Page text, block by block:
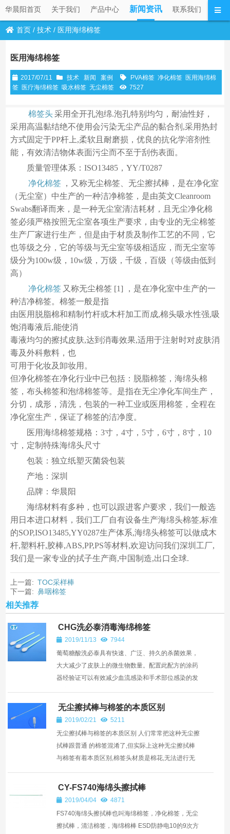
华晨阳首页 关于我们 产品中心 新闻资讯 联系我们
首页 /技术 / 医用海绵棉签
医用海绵棉签
2017/07/11 技术 新闻 案例 PVA棉签 净化棉签 医用海绵棉
签 医疗海绵棉签 吸水棉签 无尘棉签 7527
棉签头采用全开孔泡绵.泡孔特别均匀，耐油性好，
采用高温黏结绝不使用会污染无尘产品的黏合剂,采用热封
方式固定于PP杆上,柔软且耐磨损，优良的抗化学溶剂性
能，有效清洁物体表面污尘而不至于刮伤表面。
质量管理体系：ISO13485，YY/T0287
净化棉签
，又称无尘棉签、无尘擦拭棒，是在净化室
（无尘室）中生产的一种洁净棉签，是由英文Cleanroom
Swabs翻译而来，是一种无尘室清洁耗材，且无尘净化棉
签必须严格按照无尘室各项生产要求，由专业的无尘棉签
生产厂家进行生产，但是由于材质及制作工艺的不同，它
也等级之分，它的等级与无尘室等级相适应，而无尘室等
级分为100w级，10w级，万级，千级，百级（等级由低到
高）
净化棉签 又称无尘棉签 [1] ，是在净化室中生产的一
种洁净棉签。棉签一般是指
由医用脱脂棉和精制竹杆或木杆加工而成,棉头吸水性强,吸
饱消毒液后,能使消
毒液均匀的擦拭皮肤,达到消毒效果,适用于注射时对皮肤消
毒及外科敷料，也
可用于化妆及卸妆用。
但净化棉签在净化行业中已包括：脱脂棉签，海绵头棉
签，布头棉签和泡绵棉签等。是指在无尘净化车间生产，
分切，成形，清洗，包装的一种工业或医用棉签，全程在
净化室生产，保证了棉签的洁净度。
医用海绵棉签规格：3寸，4寸，5寸，6寸，8寸，10
寸，定制特殊海绵头尺寸
包装：独立纸塑灭菌袋包装
产地：深圳
品牌：华晨阳
海绵材料有多种，也可以跟进客户要求，我们一般选
用日本进口材料，我们工厂自有设备生产海绵头棉签,标准
的SOP,ISO13485,YY0287生产体系,海绵头棉签可以做成木
杆,塑料杆,胶棒,ABS,PP,PS等材料,欢迎访问我们深圳工厂,
我们是一家专业的拭子生产商,中国制造,出口全球.
上一篇: TOC采样棒
下一篇: 鼻咽棉签
相关推荐
CHG洗必泰消毒海绵棉签
2019/11/13
7944
葡萄糖酸洗必泰具有快速、广泛、持久的杀菌效果，
大大减少了皮肤上的微生物数量。配置此配方的涂药
器经验证可以有效减少血流感染和手术部位感染的发
坏病菌的细胞...
无尘擦拭棒与棉签的本质区别
2019/02/21
5211
无尘擦拭棒与棉签的本质区别 人们常常把这种无尘擦
拭棒跟普通 的棉签混淆了,但实际上这种无尘擦拭棒
与棉签有着本质区别,棉签头材质是棉花,无法进行无
而...
CY-FS740海绵头擦拭棒
2019/04/04
4871
FS740海绵头擦拭棒也叫海绵棉签，净化棉签，无尘
擦拭棒，清洁棉签，海绵棉棒 ESD防静电10的9次方